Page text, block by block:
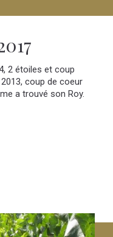
2 étoiles et coup
coup de coeur
a trouvé son Roy.